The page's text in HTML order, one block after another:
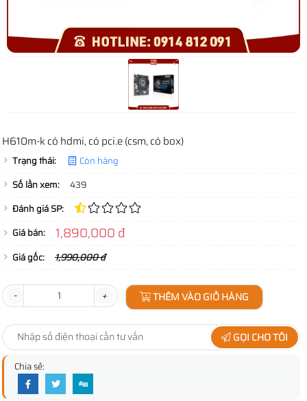
H610m-k có hdmi, có pci.e (csm, có box)
Trạng thái:
Còn hàng
Số lần xem:
439
Đánh giá SP:
Giá bán:
1,890,000 đ
Giá gốc: 1,990,000 đ
- + THÊM VÀO GIỎ HÀNG
GỌI CHO TÔI
Chia sẻ: